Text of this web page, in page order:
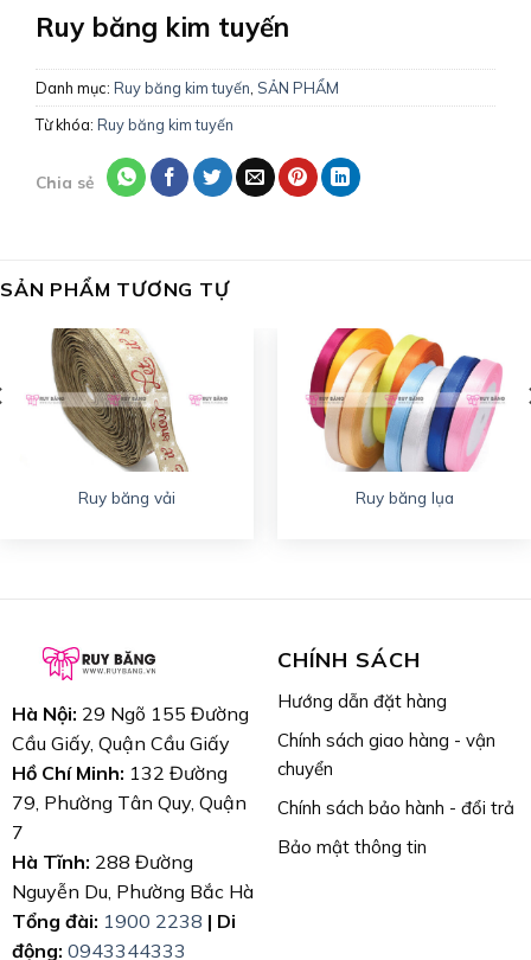
Ruy băng kim tuyến
Danh mục: Ruy băng kim tuyến SẢN PHẨM
Từ khóa: Ruy băng kim tuyến
Chia sẻ
SẢN PHẨM TƯƠNG TỰ
Ruy băng vải Ruy băng lụa
Hà Nội: 29 Ngõ 155 Đường
Cầu Giấy, Quận Cầu Giấy
Hồ Chí Minh: 132 Đường
79, Phường Tân Quy, Quận
7
Hà Tĩnh: 288 Đường
Nguyễn Du, Phường Bắc Hà
Tổng đài: 1900 2238 | Di
động: 0943344333
CHÍNH SÁCH
Hướng dẫn đặt hàng
Chính sách giao hàng - vận
chuyển
Chính sách bảo hành - đổi trả
Bảo mật thông tin